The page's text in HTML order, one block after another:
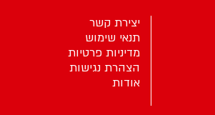
יצירת קשר
תנאי שימוש
מדיניות פרטיות
הצהרת נגישות
אודות